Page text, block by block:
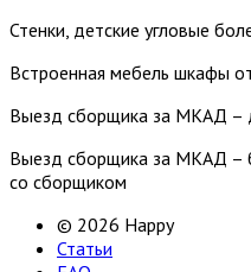
Стенки, детские угловые
Встроенная мебель шкафы
Выезд сборщика за МКАД –
Выезд сборщика за МКАД –
со сборщиком
© 2026 Happy
Статьи